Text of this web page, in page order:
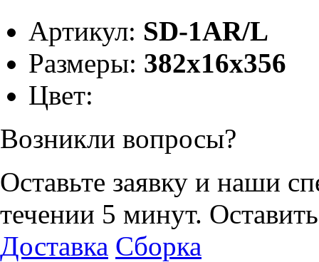
Артикул: SD-1AR/L
Размеры: 382х16х356
Цвет:
Возникли вопросы?
Оставьте заявку и наши
течении 5 минут.
Доставка Сборка